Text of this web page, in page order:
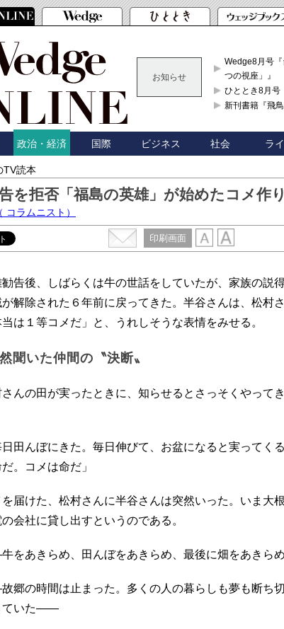
お知らせ
Wedge8月号
つの視座」』
ひととき8月号
新刊書籍『飛
政治・経済 国際 ビジネス 社会 ラ
TV読本
を拒否「福島の英雄」が始めたコメ作り
（ コラムニスト）
印刷画面
告後、しばらくは牛の世話をしていたが、家族の説
解除された６年前に戻ってきた。半谷さんは、松村
は１等コメだ」と、うれしそうな表情をみせる。
聞いた仲間の〝決断〟
んの田が実ったときに、知らせるとさっそくやって
田んぼにきた。毎日伸びて、お盆になると実ってく
。コメは命だ」
届けた、松村さんに半谷さんは突然いった。いま大
会社に貸し出すというのである。
あきらめ、田んぼをあきらめ、最後に畑をあきら
の時間は止まった。多くの人の暮らしも夢も断ち
ていた――